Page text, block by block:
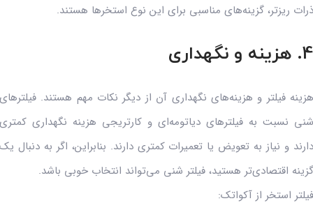
ریزتر، گزینه‌های مناسبی برای این نوع استخرها هستند.
و نگهداری
فیلتر و هزینه‌های نگهداری آن از دیگر نکات مهم هستند.
نسبت به فیلترهای دیاتومه‌ای و کارتریجی هزینه نگهداری
و نیاز به تعویض یا تعمیرات کمتری دارند. بنابراین، اگر به دنبال
اقتصادی‌تر هستید، فیلتر شنی می‌تواند انتخاب خوبی باشد.
استخر از آکواتک: